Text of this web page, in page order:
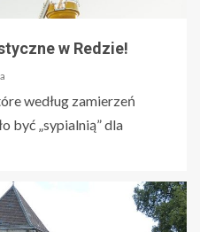
w Redzie!
według zamierzeń
być „sypialnią” dla